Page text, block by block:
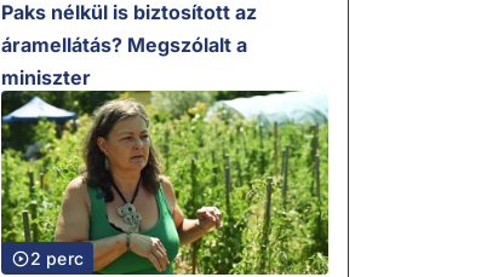
Paks nélkül is biztosított az
áramellátás? Megszólalt a
miniszter
2 perc